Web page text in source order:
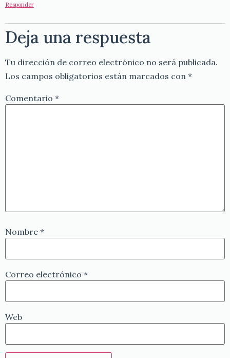
Responder
Deja una respuesta
Tu dirección de correo electrónico no será publicada.
Los campos obligatorios están marcados con *
Comentario *
Nombre *
Correo electrónico *
Web